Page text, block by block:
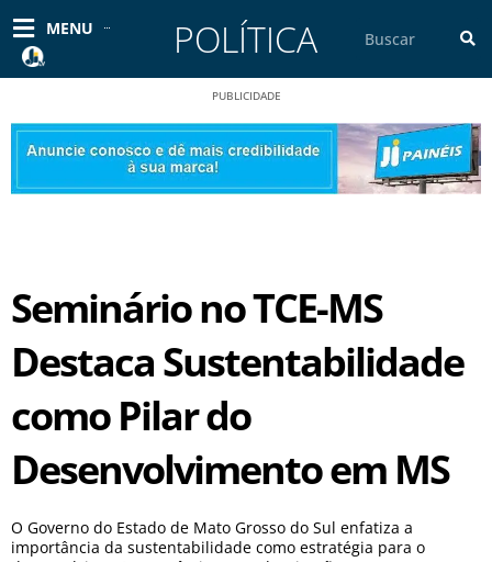
para
conteúdo
MENU POLÍTICA
PUBLICIDADE
Seminário no TCE-MS
Destaca Sustentabilidade
como Pilar do
Desenvolvimento em MS
O Governo do Estado de Mato Grosso do Sul enfatiza a
importância da sustentabilidade como estratégia para o